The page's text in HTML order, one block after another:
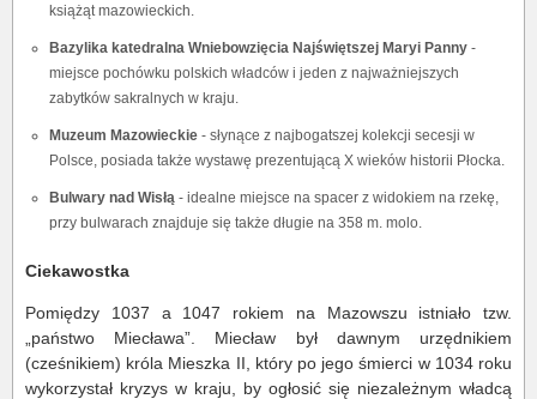
książąt mazowieckich.
Bazylika katedralna Wniebowzięcia Najświętszej Maryi Panny -
miejsce pochówku polskich władców i jeden z najważniejszych
zabytków sakralnych w kraju.
Muzeum Mazowieckie - słynące z najbogatszej kolekcji secesji w
Polsce, posiada także wystawę prezentującą X wieków historii Płocka.
Bulwary nad Wisłą - idealne miejsce na spacer z widokiem na rzekę,
przy bulwarach znajduje się także długie na 358 m. molo.
Ciekawostka
Pomiędzy 1037 a 1047 rokiem na Mazowszu istniało tzw.
„państwo Miecława”. Miecław był dawnym urzędnikiem
(cześnikiem) króla Mieszka II, który po jego śmierci w 1034 roku
wykorzystał kryzys w kraju, by ogłosić się niezależnym władcą